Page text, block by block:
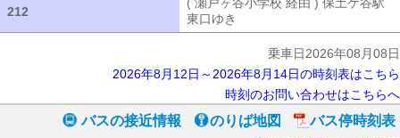
212
東口ゆき
乗車日2026年08月08日
2026年8月12日～2026年8月14日の時刻表はこちら
時刻のお問い合わせはこちらへ
バスの接近情報 のりば地図
バス停時刻表